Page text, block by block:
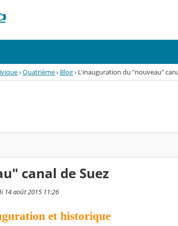
›Quatrième› Blog› L'inauguration du "nouveau"
canal de Suez
14 août 2015 11:26
et historique